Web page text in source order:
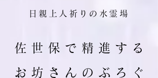
日親上人祈りの水霊場
佐 世 保 で 精 進 す る
お 坊 さ ん の ぶ ろ ぐ